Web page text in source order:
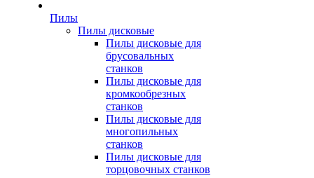
Пилы
Пилы дисковые
Пилы дисковые для
брусовальных
станков
Пилы дисковые для
кромкообрезных
станков
Пилы дисковые для
многопильных
станков
Пилы дисковые для
торцовочных станков